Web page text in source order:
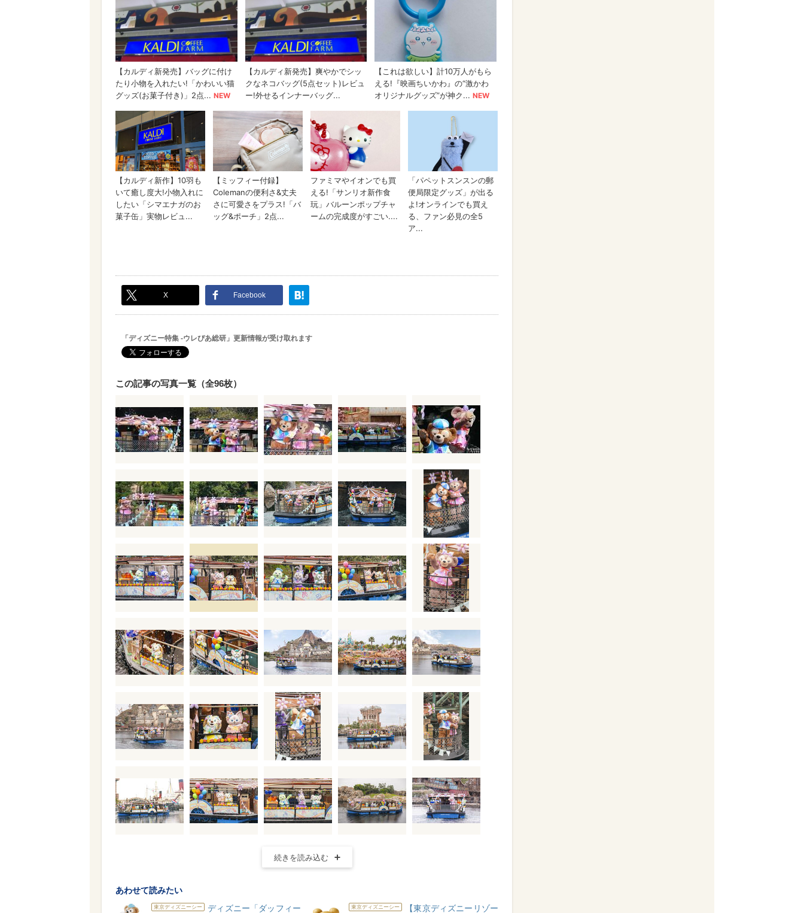
X Facebook
「ディズニー特集 -ウレぴあ総研」更新情報が受け取れます
この記事の写真一覧（全96枚）
続きを読み込む
あわせて読みたい
東京ディズニーシー
ディズニー「ダッフィー
東京ディズニーシー
【東京ディズニーリゾー